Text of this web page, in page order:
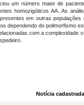
um número maior de
homozigóticos AA. As
em outras populações
dependendo do polimorfismo
com a complexidade
Notícia